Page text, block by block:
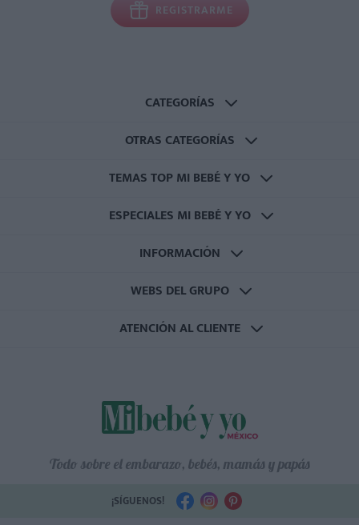
REGISTRARME
CATEGORÍAS
OTRAS CATEGORÍAS
TEMAS TOP MI BEBÉ Y YO
ESPECIALES MI BEBÉ Y YO
INFORMACIÓN
WEBS DEL GRUPO
ATENCIÓN AL CLIENTE
Todo sobre el embarazo, bebés, mamás y papás
¡SÍGUENOS!